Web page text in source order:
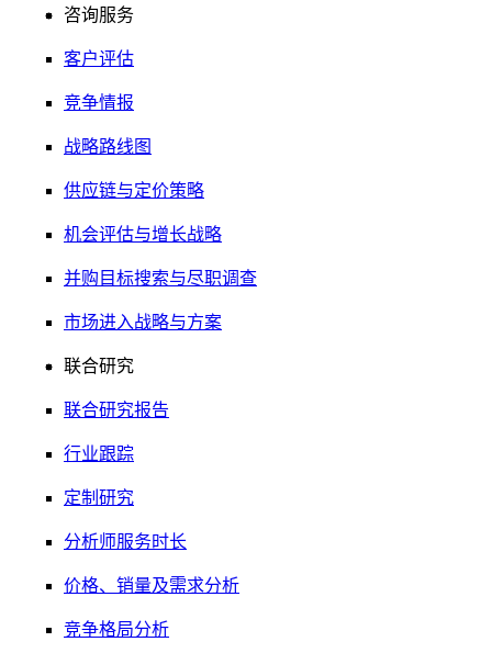
咨询服务
客户评估
竞争情报
战略路线图
供应链与定价策略
机会评估与增长战略
并购目标搜索与尽职调查
市场进入战略与方案
联合研究
联合研究报告
行业跟踪
定制研究
分析师服务时长
价格、销量及需求分析
竞争格局分析